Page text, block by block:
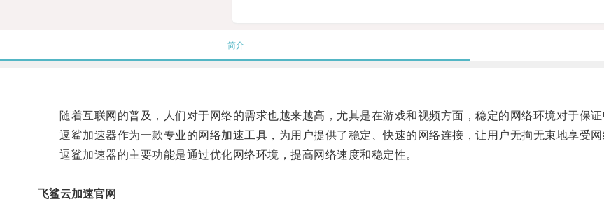
简介
随着互联网的普及，人们对于网络的需求也越来越高，尤其是在游戏和视频方面，稳定的网络环境对于保证
逗鲨加速器作为一款专业的网络加速工具，为用户提供了稳定、快速的网络连接，让用户无拘无束地享受网
逗鲨加速器的主要功能是通过优化网络环境，提高网络速度和稳定性。
飞鲨云加速官网